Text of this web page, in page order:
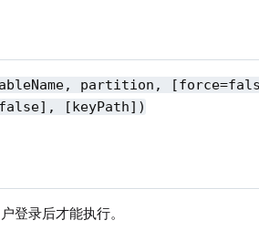
partition,
[keyPath])
登录后才能执行。